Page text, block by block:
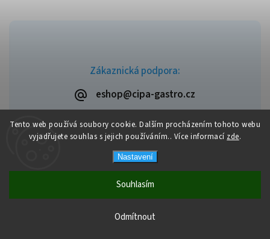
Tento web používá soubory cookie. Dalším procházením tohoto webu
vyjadřujete souhlas s jejich používáním.. Více informací zde.
Nastavení
Odmítnout
Souhlasím
Doprava zdarma od výše objednávky 2.000 Kč, v případě nižší
Zákaznická podpora:
eshop@cipa-gastro.cz
Cipa-Gastro.cz. Všechna práva vyhrazena.
Upravit nastavení cookies
VytvořilShoptet | Design